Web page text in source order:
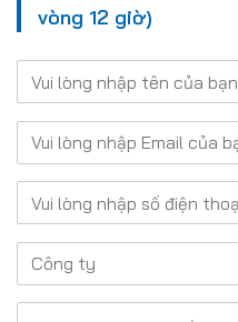
vòng 12 giờ)